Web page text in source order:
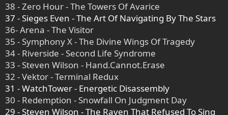
38 - Zero Hour - The Towers Of Avarice
37 - Sieges Even - The Art Of Navigating By The Stars
36- Arena - The Visitor
35 - Symphony X - The Divine Wings Of Tragedy
34 - Riverside - Second Life Syndrome
33 - Steven Wilson - Hand.Cannot.Erase
32 - Vektor - Terminal Redux
31 - WatchTower - Energetic Disassembly
30 - Redemption - Snowfall On Judgment Day
29 - Steven Wilson - The Raven That Refused To Sing